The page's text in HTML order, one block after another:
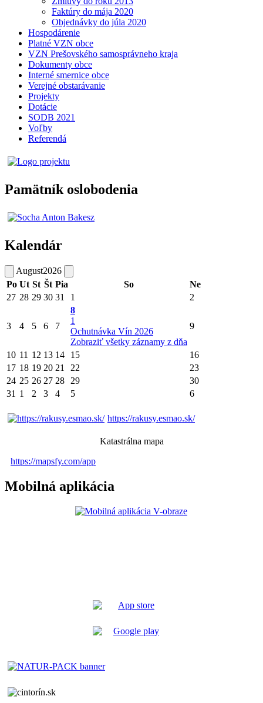
Faktúry do mája 2020
Objednávky do júla 2020
Hospodárenie
Platné VZN obce
VZN Prešovského samosprávneho kraja
Dokumenty obce
Interné smernice obce
Verejné obstarávanie
Projekty
Dotácie
SODB 2021
Voľby
Referendá
Pamätník oslobodenia
Kalendár
August2026
Po Ut St Št Pia So
Ne
27 28 29 30 31 1 2
3 4 5 6 7
8
1
Ochutnávka Vín 2026
Zobraziť všetky záznamy z dňa
9
10 11 12 13 14 15
16
17 18 19 20 21 22
23
24 25 26 27 28 29
30
31 1 2 3 4 5 6
https://rakusy.esmao.sk/
Katastrálna mapa
https://mapsfy.com/app
Mobilná aplikácia